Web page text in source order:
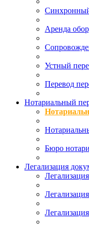
Аренда
Устный
Перевод
Нотариальный
Бюро
Легализация